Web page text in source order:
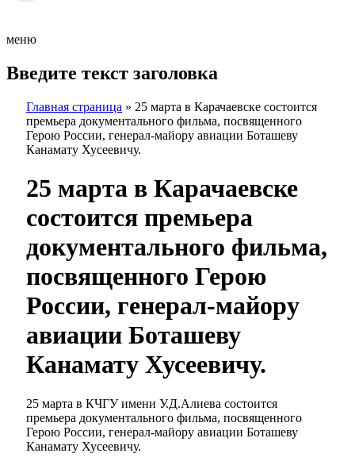
меню
Введите текст заголовка
Главная страница » 25 марта в Карачаевске состоится
премьера документального фильма, посвященного
Герою России, генерал-майору авиации Боташеву
Канамату Хусеевичу.
25 марта в Карачаевске
состоится премьера
документального фильма,
посвященного Герою
России, генерал-майору
авиации Боташеву
Канамату Хусеевичу.
25 марта в КЧГУ имени У.Д.Алиева состоится
премьера документального фильма, посвященного
Герою России, генерал-майору авиации Боташеву
Канамату Хусеевичу.